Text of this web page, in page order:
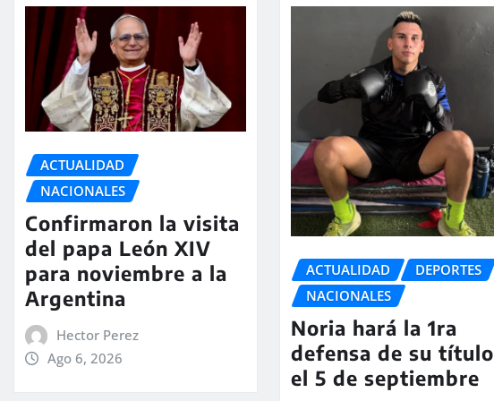
ACTUALIDAD
NACIONALES
Confirmaron la visita
del papa León XIV
para noviembre a la
Argentina
Hector Perez
Ago 6, 2026
ACTUALIDAD
DEPORTES
NACIONALES
Noria hará la 1ra
defensa de su título
el 5 de septiembre